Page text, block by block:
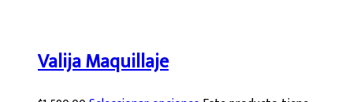
Valija Maquillaje